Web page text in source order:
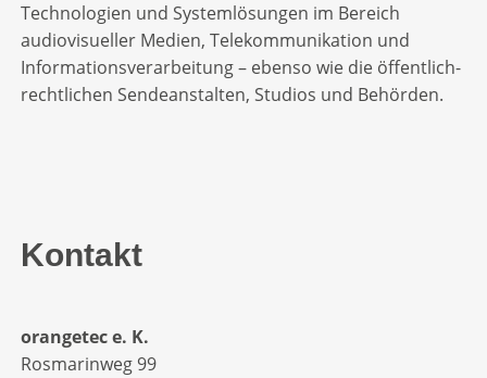
Technologien und Systemlösungen im Bereich
audiovisueller Medien, Telekommunikation und
Informationsverarbeitung – ebenso wie die öffentlich-
rechtlichen Sendeanstalten, Studios und Behörden.
Kontakt
orangetec e. K.
Rosmarinweg 99